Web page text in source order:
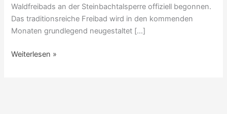
Waldfreibads an der Steinbachtalsperre offiziell begonnen.
Das traditionsreiche Freibad wird in den kommenden
Monaten grundlegend neugestaltet […]
Weiterlesen »